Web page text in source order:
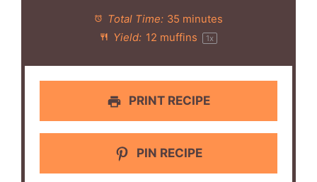
Total Time: 35 minutes
Yield: 12 muffins 1x
PRINT RECIPE
PIN RECIPE